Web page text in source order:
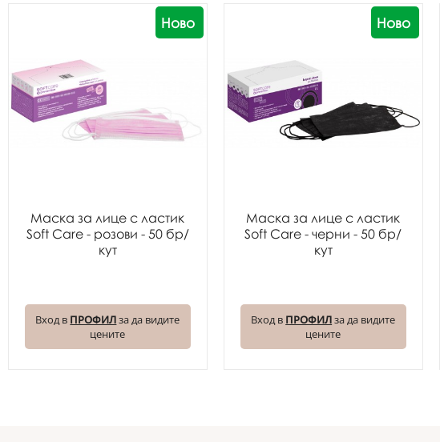
Ново
Маска за лице с ластик
Soft Care - розови - 50 бр/
кут
Вход в ПРОФИЛза да видите
цените
Ново
Маска за лице с ластик
Soft Care - черни - 50 бр/
кут
Вход в ПРОФИЛза да видите
цените